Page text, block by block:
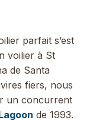
parfait s’est
voilier à St
de Santa
fiers, nous
un concurrent
de 1993.